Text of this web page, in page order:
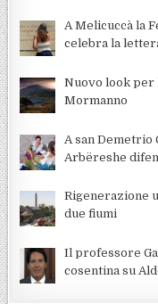
A Melicuccà la
celebra la
Nuovo look per
Mormanno
A san Demetrio
Arbëreshe
Rigenerazione
due fiumi
Il professore
cosentina su